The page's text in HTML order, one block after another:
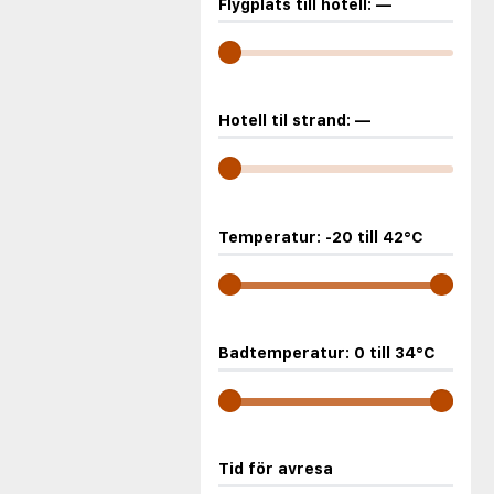
Flygplats till hotell: —
Hotell til strand: —
Temperatur: -20 till 42°C
Badtemperatur: 0 till 34°C
Tid för avresa